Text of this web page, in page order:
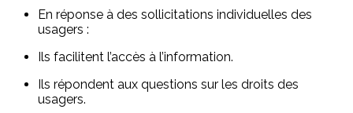
En réponse à des sollicitations individuelles des
usagers :
Ils facilitent l’accès à l’information.
Ils répondent aux questions sur les droits des
usagers.